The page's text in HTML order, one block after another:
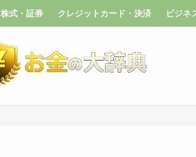
株式・証券 クレジットカード・決済 ビジネ